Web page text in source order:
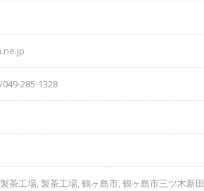
285-1328
茶工場, 製茶工場, 鶴ヶ島市, 鶴ヶ島市三ツ木新田